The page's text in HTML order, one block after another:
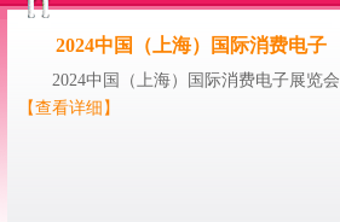
2024中国（上海）国际消费电子
2024中国（上海）国际消费电子展览会
【查看详细】